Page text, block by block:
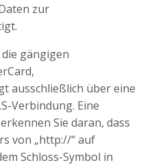
zur
gängigen
ausschließlich über eine
Verbindung. Eine
Sie daran, dass
von „http://“ auf
Schloss-Symbol in